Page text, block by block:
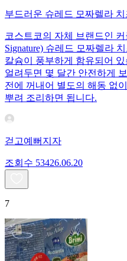
부드러운 슈레드 모짜렐라 치
코스트코의 자체 브랜드인
Signature) 슈레드 모짜렐라
칼슘이 풍부하게 함유되어
얼려두면 몇 달간 안전하게
전에 꺼내어 별도의 해동 없
뿌려 조리하면 됩니다.
걷고예뻐지자
조회수 53426.06.20
7